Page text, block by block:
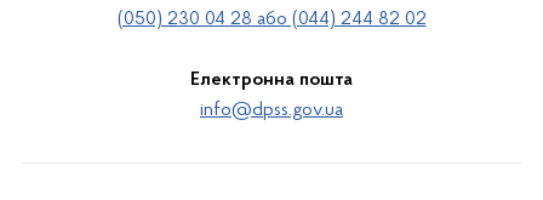
(050) 230 04 28 або (044) 244 82 02
Електронна пошта
info@dpss.gov.ua